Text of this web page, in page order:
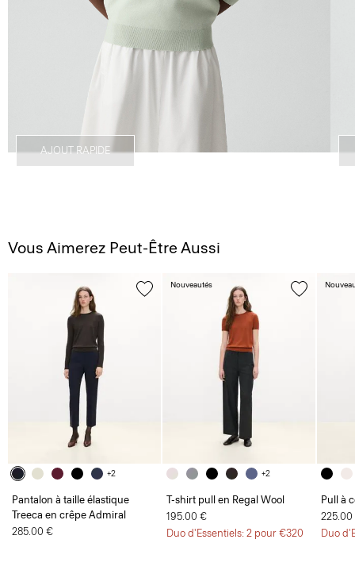
AJOUT RAPIDE
Vous Aimerez Peut-Être Aussi
+2
Pantalon à taille élastique
Treeca en crêpe Admiral
285.00 €
+2
T-shirt pull en Regal Wool
195.00 €
Duo d'Essentiels: 2 pour €320
Nouveautés
Pull à
Duo